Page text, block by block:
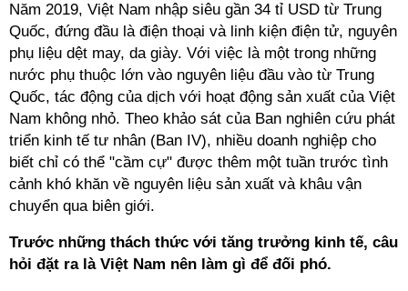
Năm 2019, Việt Nam nhập siêu gần 34 tỉ USD từ Trung
Quốc, đứng đầu là điện thoại và linh kiện điện tử, nguyên
phụ liệu dệt may, da giày. Với việc là một trong những
nước phụ thuộc lớn vào nguyên liệu đầu vào từ Trung
Quốc, tác động của dịch với hoạt động sản xuất của Việt
Nam không nhỏ. Theo khảo sát của Ban nghiên cứu phát
triển kinh tế tư nhân (Ban IV), nhiều doanh nghiệp cho
biết chỉ có thể "cầm cự" được thêm một tuần trước tình
cảnh khó khăn về nguyên liệu sản xuất và khâu vận
chuyển qua biên giới.
Trước những thách thức với tăng trưởng kinh tế, câu
hỏi đặt ra là Việt Nam nên làm gì để đối phó.